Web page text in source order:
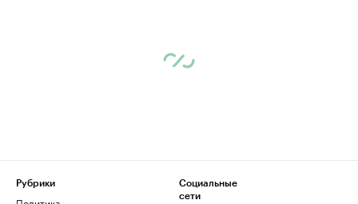
Рубрики
Социальные
сети